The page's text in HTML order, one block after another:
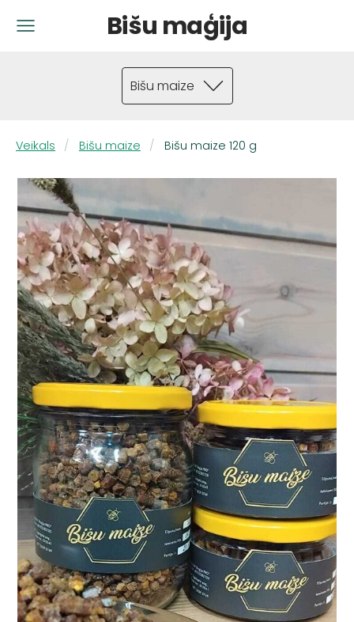
Bišu maģija
Bišu maize
Veikals Bišu maize Bišu maize 120 g